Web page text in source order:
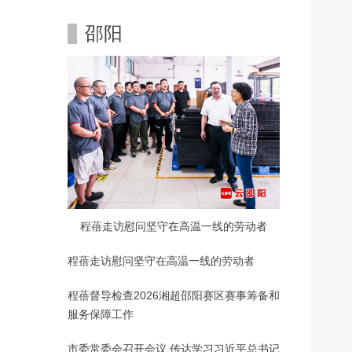
邵阳
程蓓走访慰问坚守在高温一线的劳动者
程蓓走访慰问坚守在高温一线的劳动者
程蓓督导检查2026湘超邵阳赛区赛事筹备和
服务保障工作
市委常委会召开会议 传达学习习近平总书记